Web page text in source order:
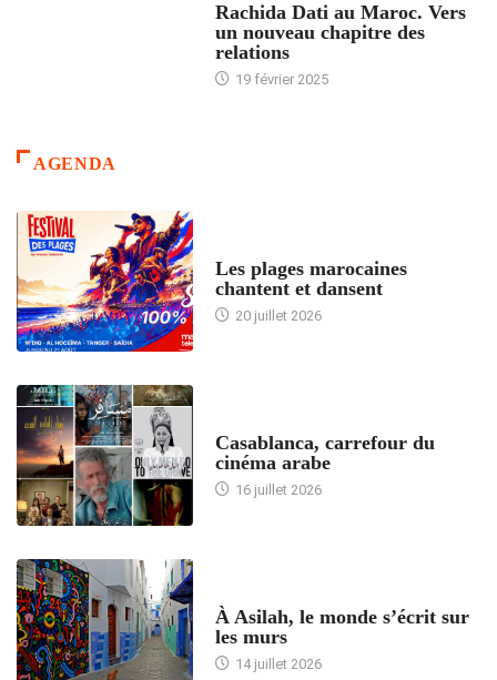
Rachida Dati au Maroc. Vers
un nouveau chapitre des
relations
19 février 2025
AGENDA
Les plages marocaines
chantent et dansent
20 juillet 2026
Casablanca, carrefour du
cinéma arabe
16 juillet 2026
À Asilah, le monde s’écrit sur
les murs
14 juillet 2026